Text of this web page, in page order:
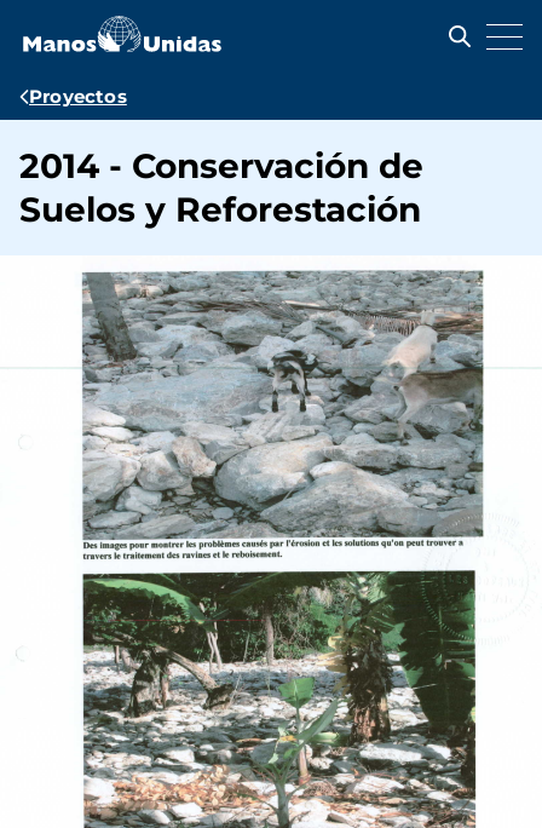
contenido
Ruta
navegación
Proyectos
2014 - Conservación de
Suelos y Reforestación